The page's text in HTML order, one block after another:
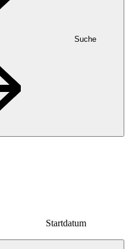
Suche
Startdatum